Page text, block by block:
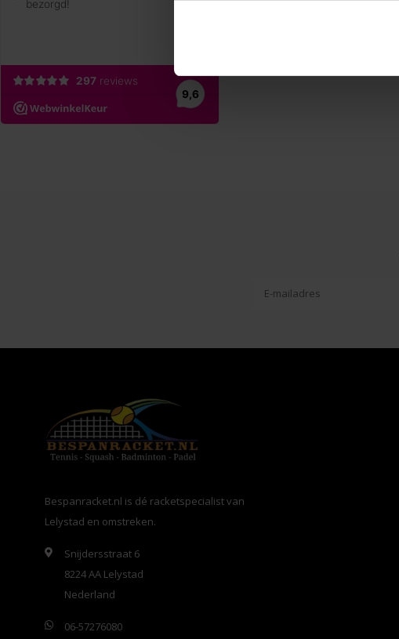
Bespanracket.nl is dé racketspecialist van
Lelystad en omstreken.
Snijdersstraat 6
8224 AA Lelystad
Nederland
06-57276080